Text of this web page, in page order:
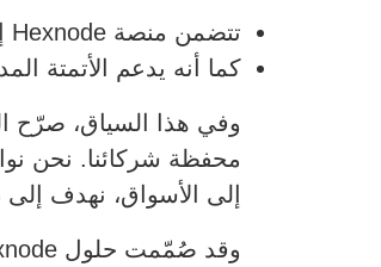
تتضمن منصة Hexnode إدارة التصحيحات والمراقبة عن بعد وإدارة التطبيقات.
كما أنه يدعم الأتمتة
وفي هذا السياق، صرّح
محفظة شركائنا. نحن
إلى الأسواق، نهدف